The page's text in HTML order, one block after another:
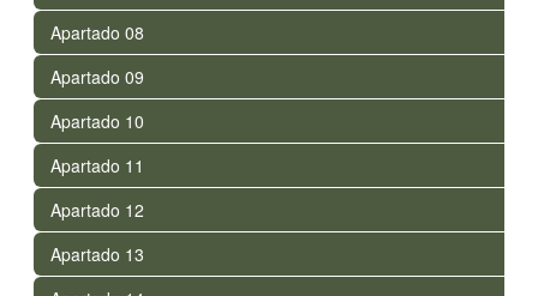
Apartado 08
Apartado 09
Apartado 10
Apartado 11
Apartado 12
Apartado 13